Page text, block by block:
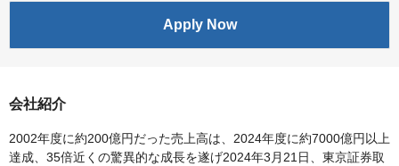
Apply Now
会社紹介
2002年度に約200億円だった売上高は、2024年度に約7000億円以上
達成、35倍近くの驚異的な成長を遂げ2024年3月21日、東京証券取